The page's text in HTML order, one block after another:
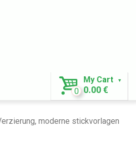
My Cart
0 0.00 €
moderne stickvorlagen